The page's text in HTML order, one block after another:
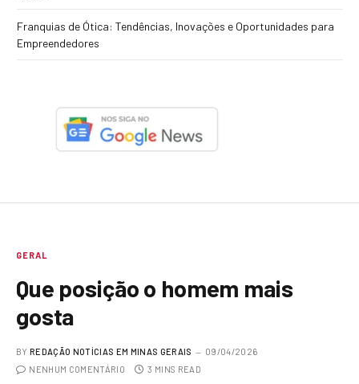
Franquias de Ótica: Tendências, Inovações e Oportunidades para
Empreendedores
GERAL
Que posição o homem mais
gosta
BY REDAÇÃO NOTÍCIAS EM MINAS GERAIS
09/04/2026
NENHUM COMENTÁRIO
3 MINS READ